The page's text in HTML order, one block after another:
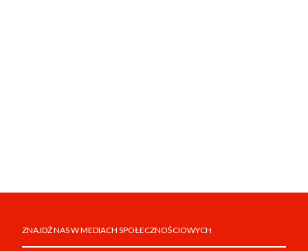
ZNAJDŹ NAS W MEDIACH SPOŁECZNOŚCIOWYCH